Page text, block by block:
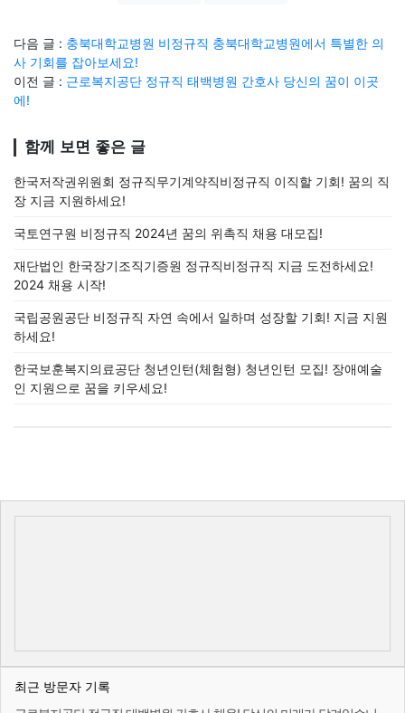
다음 글 : 충북대학교병원 비정규직 충북대학교병원에서 특별한 의
사 기회를 잡아보세요!
이전 글 : 근로복지공단 정규직 태백병원 간호사 당신의 꿈이 이곳
에!
함께 보면 좋은 글
한국저작권위원회 정규직무기계약직비정규직 이직할 기회! 꿈의 직
장 지금 지원하세요!
국토연구원 비정규직 2024년 꿈의 위촉직 채용 대모집!
재단법인 한국장기조직기증원 정규직비정규직 지금 도전하세요!
2024 채용 시작!
국립공원공단 비정규직 자연 속에서 일하며 성장할 기회! 지금 지원
하세요!
한국보훈복지의료공단 청년인턴(체험형) 청년인턴 모집! 장애예술
인 지원으로 꿈을 키우세요!
최근 방문자 기록